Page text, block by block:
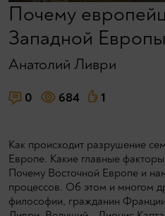
Почему
Западной Европы
Анатолий Ливри
0 684 1
Как происходит разрушение
Европе. Какие главные
Почему Восточной Европе и
процессов. Об этом и многом
философии, гражданин